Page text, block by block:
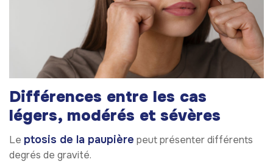
Différences entre les cas
légers, modérés et sévères
Le ptosis de la paupière peut présenter différents
degrés de gravité.